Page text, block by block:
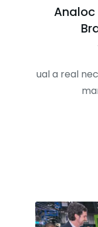
ual a real